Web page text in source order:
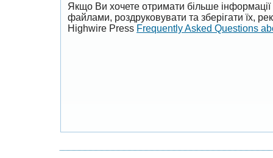
Якщо Ви хочете отримати більше
файлами, роздруковувати та зберігати їх,
Highwire Press Frequently Asked Questions